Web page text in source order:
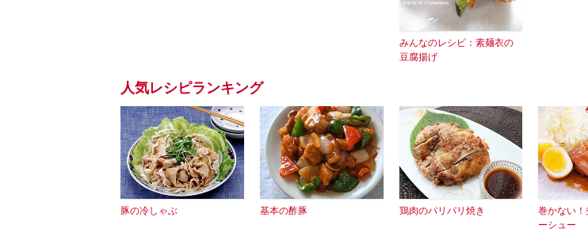
みんなのレシピ：素麺衣の
豆腐揚げ
人気レシピランキング
豚の冷しゃぶ 基本の酢豚 鶏肉のパリパリ焼き
巻かない
ーシュー